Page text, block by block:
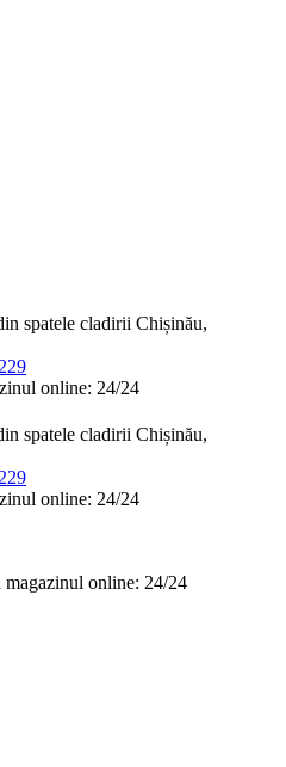
spatele cladirii Chișinău,
online: 24/24
spatele cladirii Chișinău,
online: 24/24
online: 24/24